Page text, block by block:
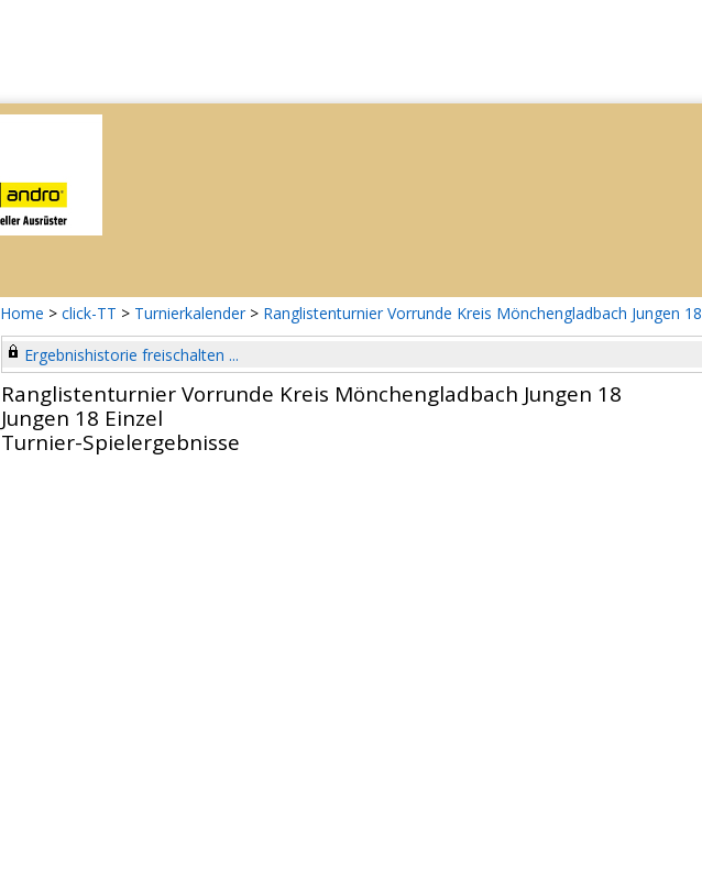
Home > click-TT > Turnierkalender > Ranglistenturnier Vorrunde Kreis Mönchengladbach Jungen 18
Ergebnishistorie freischalten ...
Ranglistenturnier Vorrunde Kreis Mönchengladbach Jungen 18
Jungen 18 Einzel
Turnier-Spielergebnisse